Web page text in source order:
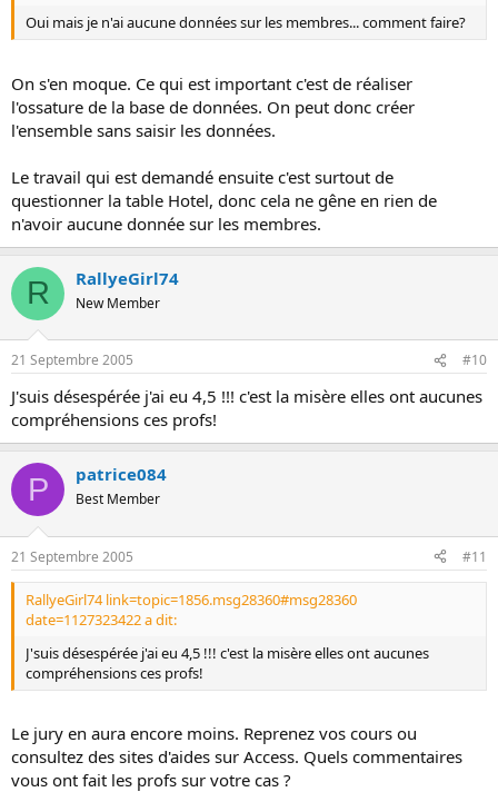
Oui mais je n'ai aucune données sur les membres... comment faire?
On s'en moque. Ce qui est important c'est de réaliser
l'ossature de la base de données. On peut donc créer
l'ensemble sans saisir les données.
Le travail qui est demandé ensuite c'est surtout de
questionner la table Hotel, donc cela ne gêne en rien de
n'avoir aucune donnée sur les membres.
R RallyeGirl74
New Member
21 Septembre 2005 #10
J'suis désespérée j'ai eu 4,5 !!! c'est la misère elles ont aucunes
compréhensions ces profs!
P patrice084
Best Member
21 Septembre 2005 #11
RallyeGirl74 link=topic=1856.msg28360#msg28360
date=1127323422 a dit:
J'suis désespérée j'ai eu 4,5 !!! c'est la misère elles ont aucunes
compréhensions ces profs!
Le jury en aura encore moins. Reprenez vos cours ou
consultez des sites d'aides sur Access. Quels commentaires
vous ont fait les profs sur votre cas ?